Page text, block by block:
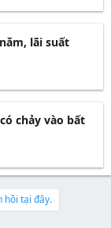
lãi suất
chảy vào bất
hồi tại đây.